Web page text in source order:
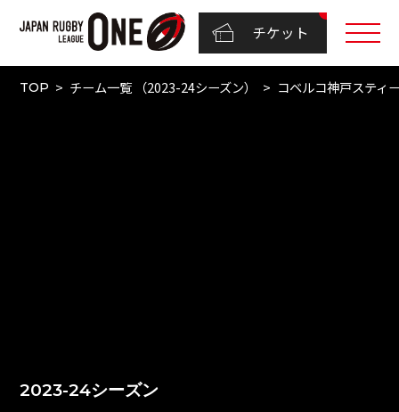
チケット
TOP チーム一覧 （2023-24シーズン） コベルコ神戸スティ
2023-24シーズン